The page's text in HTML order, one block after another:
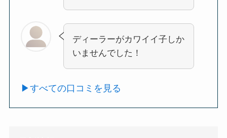
ディーラーがカワイイ子しか
いませんでした！
▶︎すべての口コミを見る